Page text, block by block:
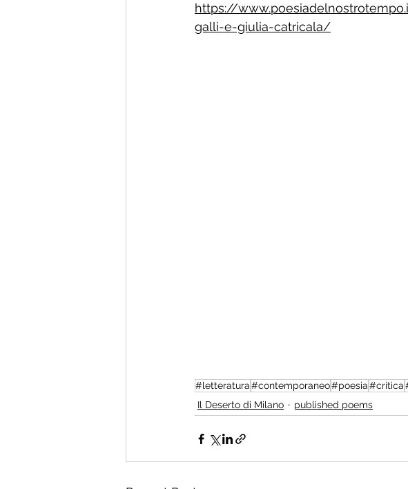
https://
galli-e-giulia-catricala/
#letteratura#contemporaneo#poesia#critica
Il Deserto di Milano
published poems